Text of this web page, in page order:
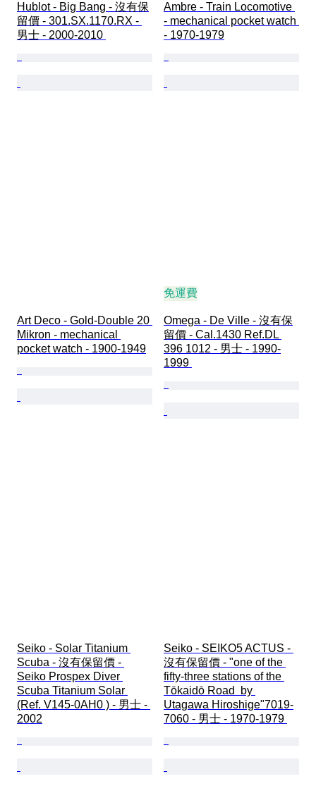
Hublot - Big Bang - 沒有保
留價 - 301.SX.1170.RX -
男士 - 2000-2010
Ambre - Train Locomotive
- mechanical pocket watch
- 1970-1979
Art Deco - Gold-Double 20
Mikron - mechanical
pocket watch - 1900-1949
免運費
Omega - De Ville - 沒有保
留價 - Cal.1430 Ref.DL
396 1012 - 男士 - 1990-
1999
Seiko - Solar Titanium
Scuba - 沒有保留價 -
Seiko Prospex Diver
Scuba Titanium Solar
(Ref. V145-0AH0 ) - 男士 -
2002
Seiko - SEIKO5 ACTUS -
沒有保留價 - "one of the
fifty-three stations of the
Tōkaidō Road  by
Utagawa Hiroshige"7019-
7060 - 男士 - 1970-1979